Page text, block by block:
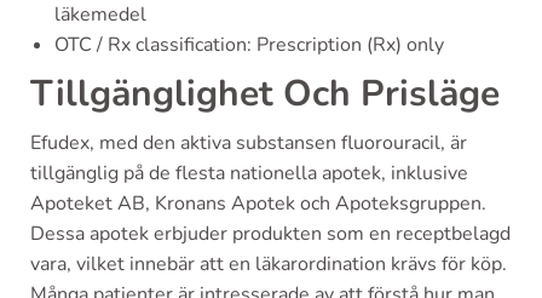
läkemedel
OTC / Rx classification: Prescription (Rx) only
Tillgänglighet Och Prisläge
Efudex, med den aktiva substansen fluorouracil, är
tillgänglig på de flesta nationella apotek, inklusive
Apoteket AB, Kronans Apotek och Apoteksgruppen.
Dessa apotek erbjuder produkten som en receptbelagd
vara, vilket innebär att en läkarordination krävs för köp.